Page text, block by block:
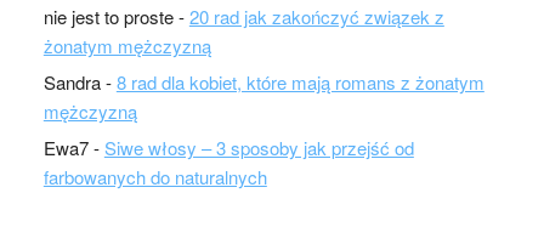
nie jest to proste-20 rad jak zakończyć związek z
żonatym mężczyzną
Sandra-8 rad dla kobiet, które mają romans z żonatym
mężczyzną
Ewa7-Siwe włosy – 3 sposoby jak przejść od
farbowanych do naturalnych